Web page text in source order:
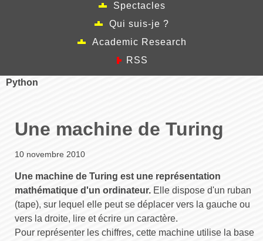
Spectacles
Qui suis-je ?
Academic Research
RSS
python
Une machine de Turing
10 novembre 2010
Une machine de Turing est une représentation
mathématique d'un ordinateur. Elle dispose d'un ruban
(tape), sur lequel elle peut se déplacer vers la gauche ou
vers la droite, lire et écrire un caractère.
Pour représenter les chiffres, cette machine utilise la base